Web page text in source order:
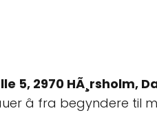
5, 2970 HÃ¸rsholm,
â fra begyndere til